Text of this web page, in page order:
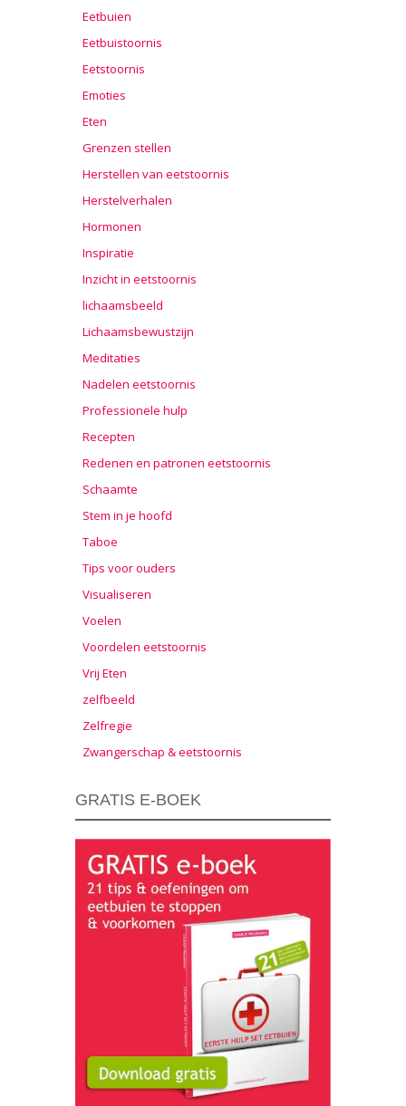
Eetbuien
Eetbuistoornis
Eetstoornis
Emoties
Eten
Grenzen stellen
Herstellen van eetstoornis
Herstelverhalen
Hormonen
Inspiratie
Inzicht in eetstoornis
lichaamsbeeld
Lichaamsbewustzijn
Meditaties
Nadelen eetstoornis
Professionele hulp
Recepten
Redenen en patronen eetstoornis
Schaamte
Stem in je hoofd
Taboe
Tips voor ouders
Visualiseren
Voelen
Voordelen eetstoornis
Vrij Eten
zelfbeeld
Zelfregie
Zwangerschap & eetstoornis
GRATIS E-BOEK